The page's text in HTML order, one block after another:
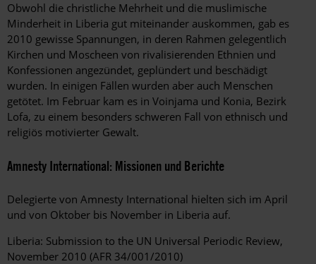
Obwohl die christliche Mehrheit und die muslimische
Minderheit in Liberia gut miteinander auskommen, gab es
2010 gewisse Spannungen, in deren Rahmen gelegentlich
Kirchen und Moscheen von rivalisierenden Ethnien und
Konfessionen angezündet, geplündert und beschädigt
wurden. In einigen Fällen wurden aber auch Menschen
getötet. Im Februar kam es in Voinjama und Konia, Bezirk
Lofa, zu einem besonders schweren Fall von ethnisch und
religiös motivierter Gewalt.
Amnesty International: Missionen und Berichte
Delegierte von Amnesty International hielten sich im April
und von Oktober bis November in Liberia auf.
Liberia: Submission to the UN Universal Periodic Review,
November 2010 (AFR 34/001/2010)